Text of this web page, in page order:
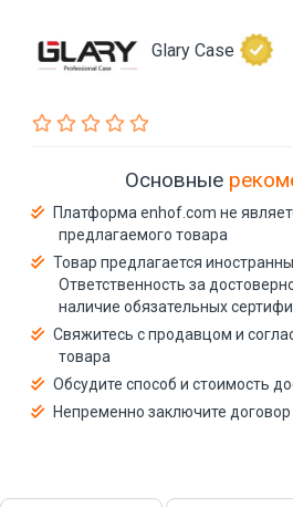
Glary Case
Основные
Платформа enhof.com не
предлагаемого товара
Товар предлагается
Ответственность за
наличие обязательных
Свяжитесь с продавцом и
товара
Обсудите способ и стоимость
Непременно заключите договор